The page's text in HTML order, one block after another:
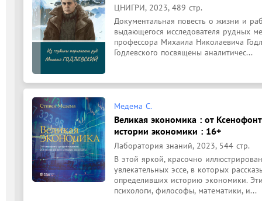
ЦНИГРИ, 2023, 489 стр.
Документальная повесть о жизни и
выдающегося исследователя рудных
профессора Михаила Николаевича
Годлевского посвящены аналитичес...
Медема С.
Великая экономика : от
истории экономики : 16+
Лаборатория знаний, 2023, 544 стр.
В этой яркой, красочно
увлекательных эссе, в которых
определивших историю экономики.
психологи, философы, математики, и...